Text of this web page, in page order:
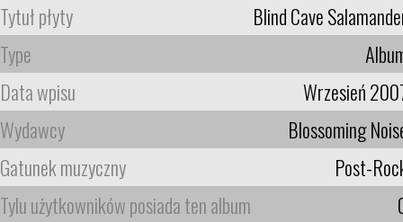
Tytuł płyty
Blind Cave
Type
Data wpisu
Wrzesień
Wydawcy
Blossoming
Gatunek muzyczny
Post-
Tylu użytkowników posiada ten album